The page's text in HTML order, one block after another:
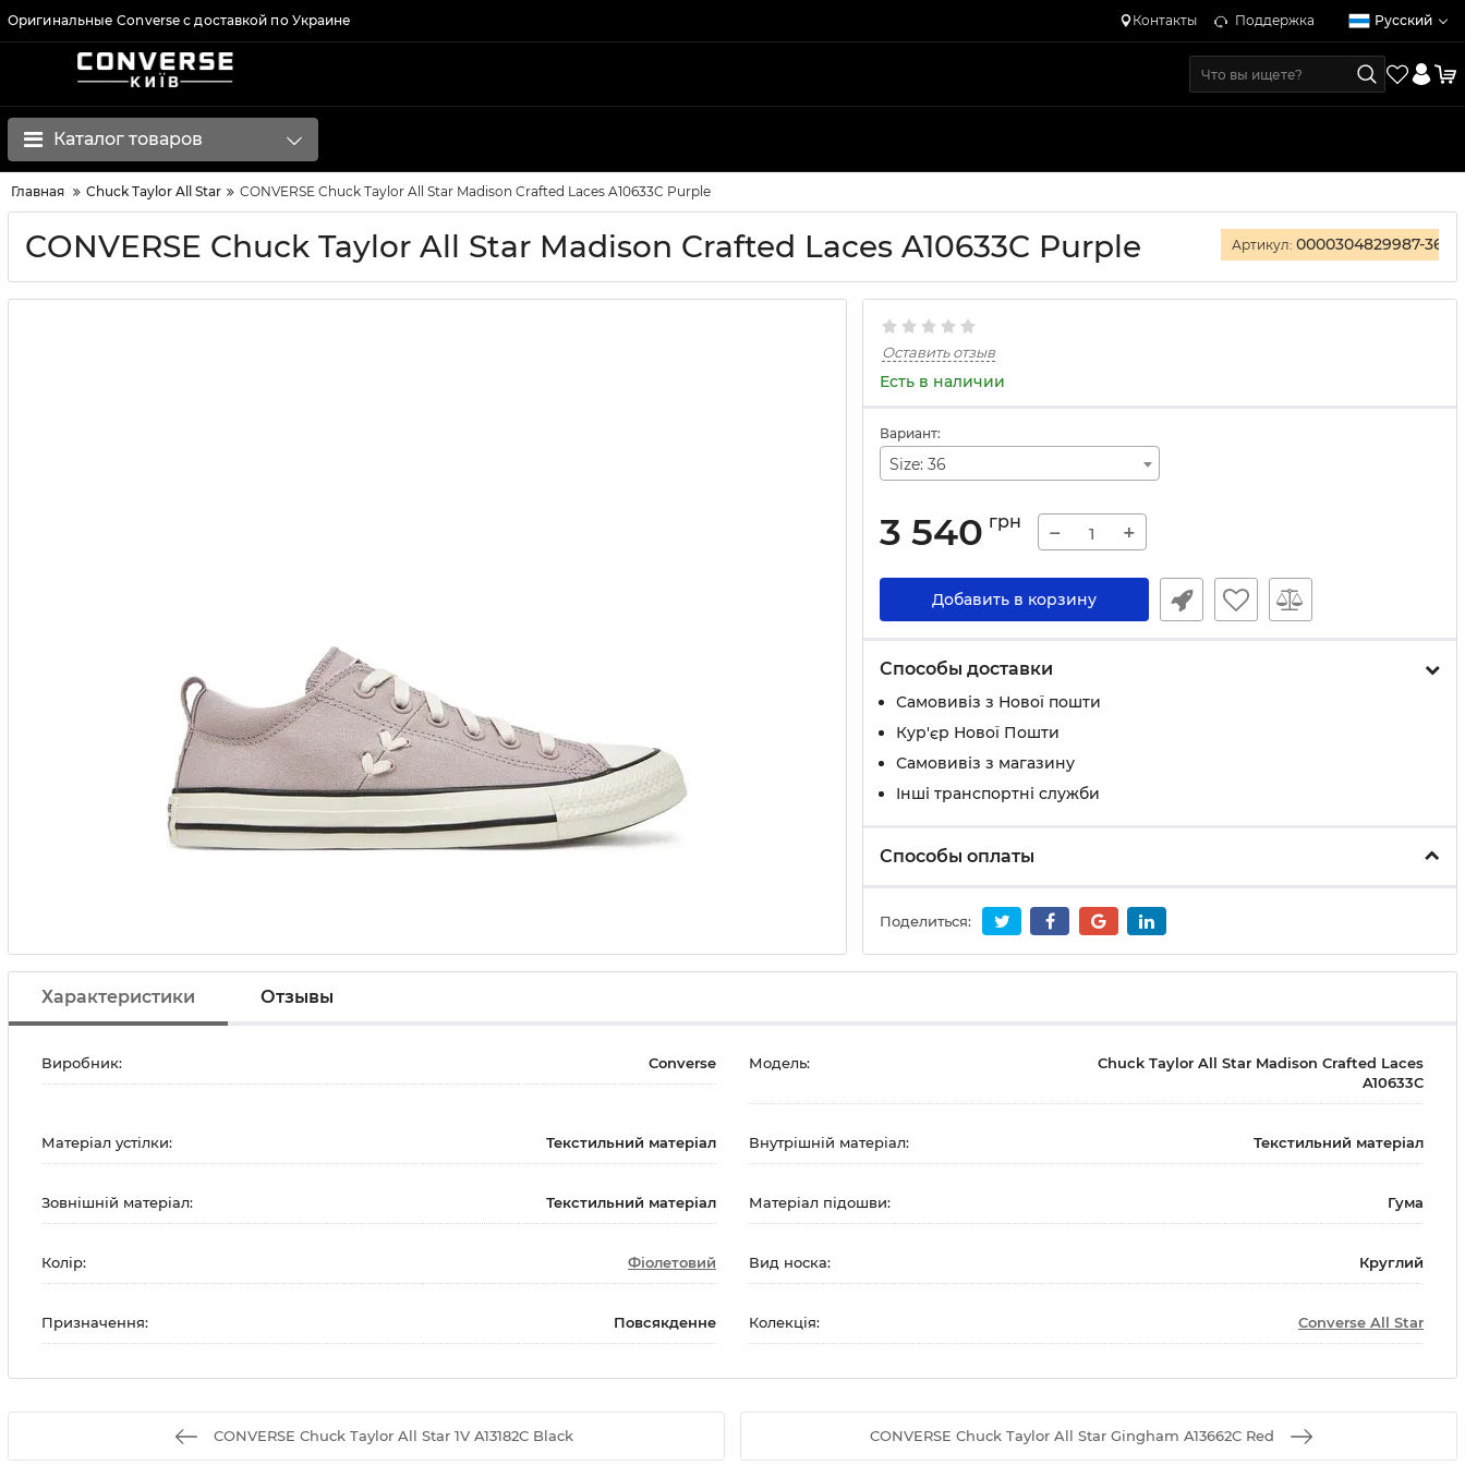
Оригинальные Converse с доставкой по Украине Контакты Поддержка Русский
Каталог товаров
Главная Chuck Taylor All Star CONVERSE Chuck Taylor All Star Madison Crafted Laces A10633C Purple
CONVERSE Chuck Taylor All Star Madison Crafted Laces A10633C Purple Артикул: 0000304829987-36
Оставить отзыв
Есть в наличии
Вариант:
Size: 36
3 540 грн − +
Добавить в корзину
Способы доставки
Самовивіз з Нової пошти
Кур'єр Нової Пошти
Самовивіз з магазину
Інші транспортні служби
Способы оплаты
Поделиться:
Характеристики Отзывы
Виробник: Converse Модель:
Chuck Taylor All Star Madison Crafted Laces
A10633C
Матеріал устілки: Текстильний матеріал Внутрішній матеріал: Текстильний матеріал
Зовнішній матеріал: Текстильний матеріал Матеріал підошви: Гума
Колір: Фіолетовий Вид носка: Круглий
Призначення: Повсякденне Колекція: Converse All Star
CONVERSE Chuck Taylor All Star 1V A13182C Black CONVERSE Chuck Taylor All Star Gingham A13662C Red